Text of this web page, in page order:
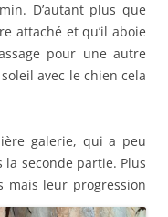
D’autant plus que
attaché et qu’il aboie
pour une autre
avec le chien cela
galerie, qui a peu
seconde partie. Plus
mais leur progression